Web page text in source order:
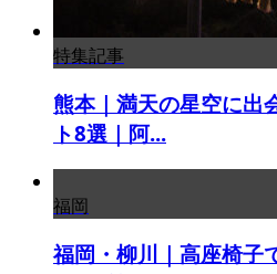
特集記事
熊本｜満天の星空に出
ト8選｜阿...
福岡
福岡・柳川｜高座椅子